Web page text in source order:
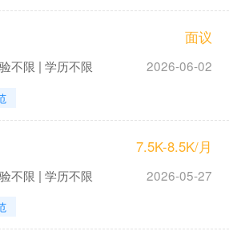
面议
不限 | 学历不限 2026-06-02
7.5K-8.5K/月
不限 | 学历不限 2026-05-27